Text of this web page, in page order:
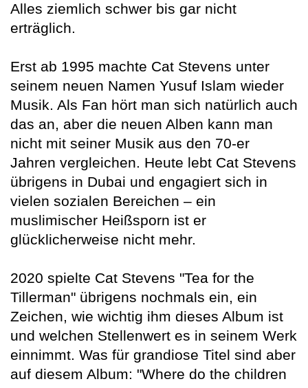
Alles ziemlich schwer bis gar nicht
erträglich.
Erst ab 1995 machte Cat Stevens unter
seinem neuen Namen Yusuf Islam wieder
Musik. Als Fan hört man sich natürlich auch
das an, aber die neuen Alben kann man
nicht mit seiner Musik aus den 70-er
Jahren vergleichen. Heute lebt Cat Stevens
übrigens in Dubai und engagiert sich in
vielen sozialen Bereichen – ein
muslimischer Heißsporn ist er
glücklicherweise nicht mehr.
2020 spielte Cat Stevens "Tea for the
Tillerman" übrigens nochmals ein, ein
Zeichen, wie wichtig ihm dieses Album ist
und welchen Stellenwert es in seinem Werk
einnimmt. Was für grandiose Titel sind aber
auf diesem Album: "Where do the children